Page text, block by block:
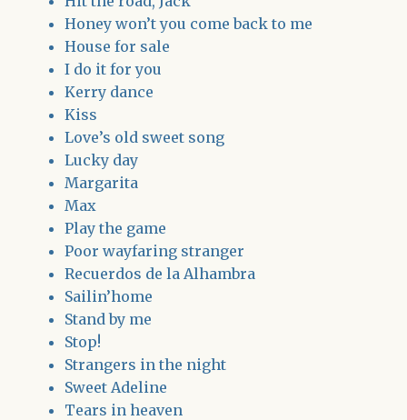
Honey won’t you come back to me
House for sale
I do it for you
Kerry dance
Kiss
Love’s old sweet song
Lucky day
Margarita
Max
Play the game
Poor wayfaring stranger
Recuerdos de la Alhambra
Sailin’home
Stand by me
Stop!
Strangers in the night
Sweet Adeline
Tears in heaven